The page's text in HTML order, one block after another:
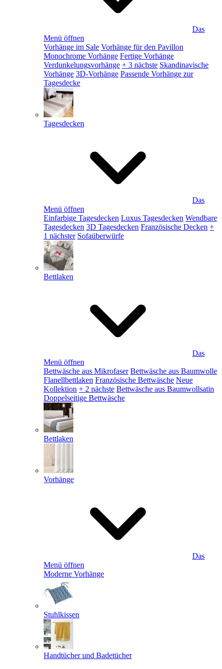
Das
Menü öffnen
Vorhänge im Sale Vorhänge für den Pavillon
Monochrome Vorhänge Fertige Vorhänge
Verdunkelungsvorhänge + 3 nächste Skandinavische
Vorhänge 3D-Vorhänge Passende Vorhänge zur
Tagesdecke
Tagesdecken
Das
Menü öffnen
Einfarbige Tagesdecken Luxus Tagesdecken Wendbare
Tagesdecken 3D Tagesdecken Französische Decken +
1 nächster Sofaüberwürfe
Bettlaken
Das
Menü öffnen
Bettwäsche aus Mikrofaser Bettwäsche aus Baumwolle
Flanellbettlaken Französische Bettwäsche Neue
Kollektion + 2 nächste Bettwäsche aus Baumwollsatin
Doppelseitige Bettwäsche
Bettlaken
Vorhänge
Das
Menü öffnen
Moderne Vorhänge
Stuhlkissen
Handtücher und Badetücher